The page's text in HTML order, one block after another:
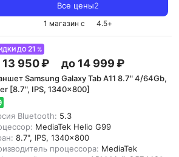
Все цены2
1 магазин с 4.5+
ДО21 %
13 950 ₽ до 14 999 ₽
Samsung Galaxy Tab A11 8.7" 4/64Gb,
[8.7", IPS, 1340x800]
Bluetooth: 5.3
MediaTek Helio G99
8.7", IPS, 1340x800
процессора: MediaTek